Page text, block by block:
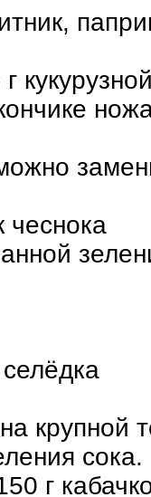
чеснока
крупной
г